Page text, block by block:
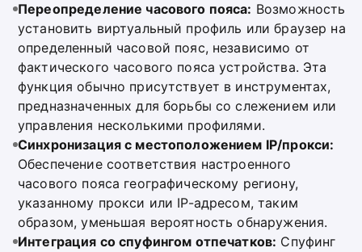
Переопределение часового пояса: Возможность
установить виртуальный профиль или браузер на
определенный часовой пояс, независимо от
фактического часового пояса устройства. Эта
функция обычно присутствует в инструментах,
предназначенных для борьбы со слежением или
управления несколькими профилями.
Синхронизация с местоположением IP/прокси:
Обеспечение соответствия настроенного
часового пояса географическому региону,
указанному прокси или IP-адресом, таким
образом, уменьшая вероятность обнаружения.
Интеграция со спуфингом отпечатков: Спуфинг